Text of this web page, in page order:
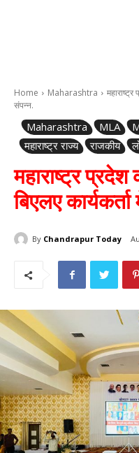
Home Maharashtra
संपन्न.
Maharashtra MLA
महाराष्ट्र राज्य
राजकीय
महाराष्ट्र
बिएलए
By Chandrapur Today